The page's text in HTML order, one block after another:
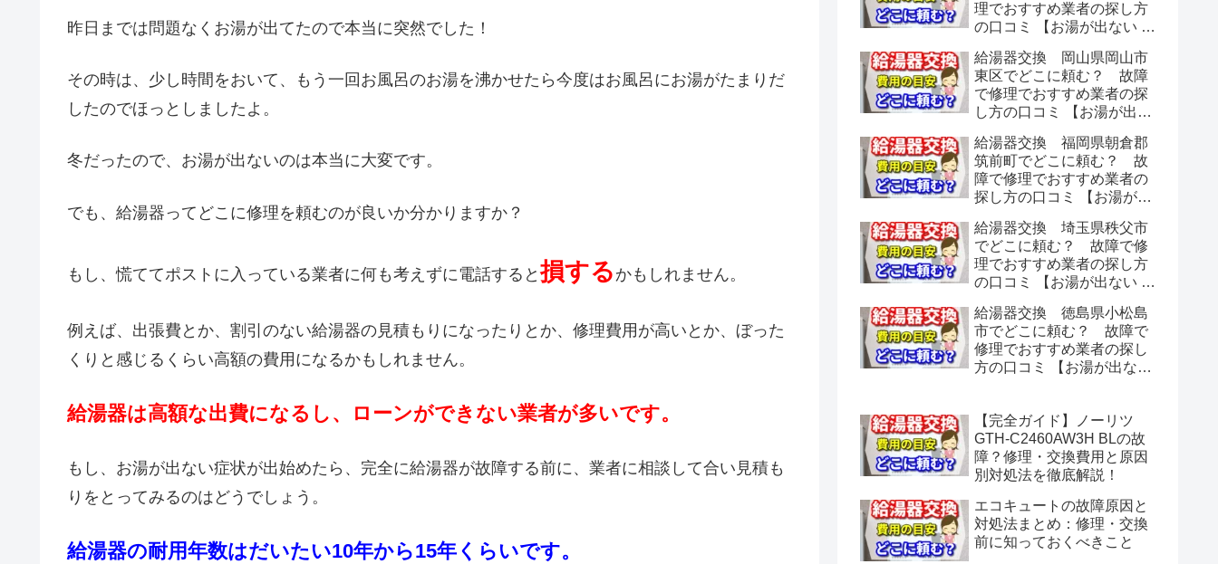
昨日までは問題なくお湯が出てたので本当に突然でした！
その時は、少し時間をおいて、もう一回お風呂のお湯を沸かせたら今度はお風呂にお湯がたまりだ
したのでほっとしましたよ。
冬だったので、お湯が出ないのは本当に大変です。
でも、給湯器ってどこに修理を頼むのが良いか分かりますか？
もし、慌ててポストに入っている業者に何も考えずに電話すると損する かもしれません。
例えば、出張費とか、割引のない給湯器の見積もりになったりとか、修理費用が高いとか、ぼった
くりと感じるくらい高額の費用になるかもしれません。
給湯器は高額な出費になるし、ローンができない業者が多いです。
もし、お湯が出ない症状が出始めたら、完全に給湯器が故障する前に、業者に相談して合い見積も
りをとってみるのはどうでしょう。
給湯器の耐用年数はだいたい10年から15年くらいです。
理でおすすめ業者の探し方
の口コミ 【お湯が出ない 水
給湯器交換 岡山県岡山市
東区でどこに頼む？ 故障
で修理でおすすめ業者の探
し方の口コミ 【お湯が出な
給湯器交換 福岡県朝倉郡
筑前町でどこに頼む？ 故
障で修理でおすすめ業者の
探し方の口コミ 【お湯が出
給湯器交換 埼玉県秩父市
でどこに頼む？ 故障で修
理でおすすめ業者の探し方
の口コミ 【お湯が出ない 水
給湯器交換 徳島県小松島
市でどこに頼む？ 故障で
修理でおすすめ業者の探し
方の口コミ 【お湯が出ない
【完全ガイド】ノーリツ
GTH-C2460AW3H BLの故
障？修理・交換費用と原因
別対処法を徹底解説！
エコキュートの故障原因と
対処法まとめ：修理・交換
前に知っておくべきこと